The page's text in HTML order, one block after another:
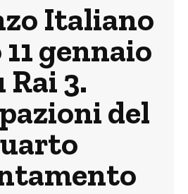
Italiano
gennaio
Rai 3.
del